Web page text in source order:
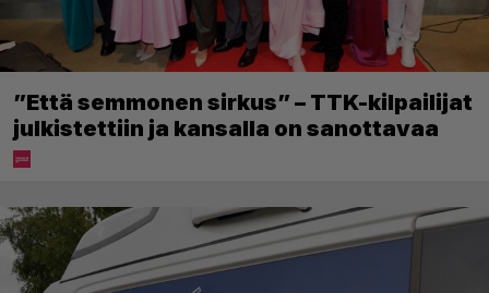
”Että semmonen sirkus” – TTK-kilpailijat
julkistettiin ja kansalla on sanottavaa